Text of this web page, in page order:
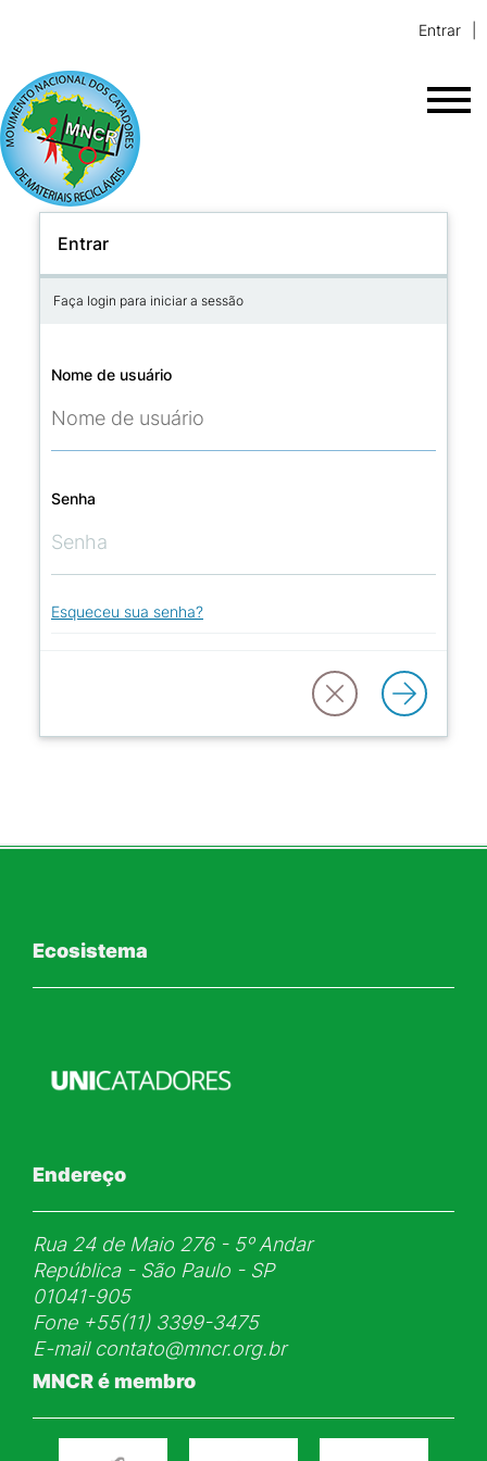
Entrar
Entrar
Faça login para iniciar a sessão
Nome de usuário
Senha
Esqueceu sua senha?
Ecosistema
Endereço
Rua 24 de Maio 276 - 5ᵒ Andar
República - São Paulo - SP
01041-905
Fone+55(11) 3399-3475
E-mail contato@mncr.org.br
MNCR é membro